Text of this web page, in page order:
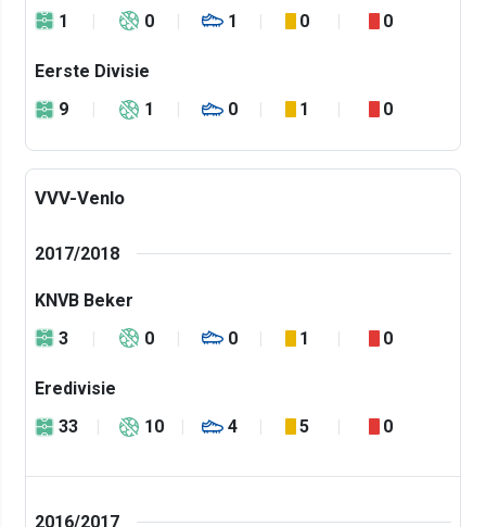
1
0 1 0 0
Eerste Divisie
9
1 0 1 0
VVV-Venlo
2017/2018
KNVB Beker
3
0 0 1 0
Eredivisie
33
10 4 5 0
2016/2017